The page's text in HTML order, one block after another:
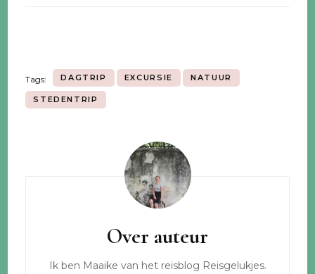
Tags: DAGTRIP EXCURSIE NATUUR
STEDENTRIP
Over auteur
Ik ben Maaike van het reisblog Reisgelukjes.